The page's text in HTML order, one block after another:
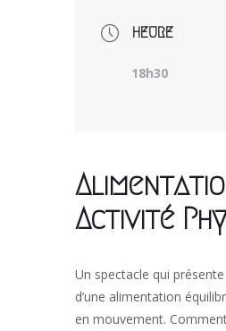
HEURE
18h30
Activité
Un spectacle qui
d’une alimentation
en mouvement.